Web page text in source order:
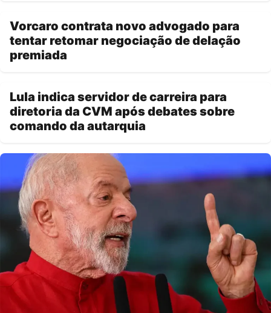
Vorcaro contrata novo advogado para
tentar retomar negociação de delação
premiada
Lula indica servidor de carreira para
diretoria da CVM após debates sobre
comando da autarquia